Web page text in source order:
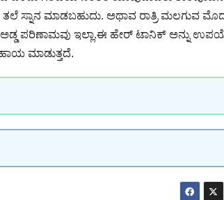
ಸ್ನಾನ ಮಾಡಬಹುದು. ಅಥಾವ ರಾತ್ರಿ ಮಲಗುವ
ಪರಿಣಾಮವು ಇಲ್ಲಾ.ಈ ಹೇರ್ ಟಾನಿಕ್ ಅನ್ನು
ಮಾಡುತ್ತದೆ.